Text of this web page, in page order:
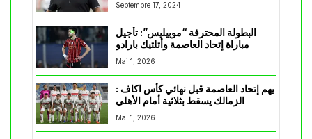
Septembre 17, 2024
البطولة المحترفة “موبيليس”: تأجيل
مباراة إتحاد العاصمة وأتلتيك بارادو
Mai 1, 2026
يهم إتحاد العاصمة قبل نهائي كأس اكاف :
Mai 1, 2026